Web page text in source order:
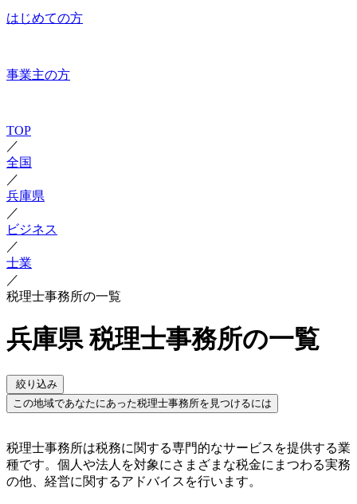
はじめての方
事業主の方
TOP
／
全国
／
兵庫県
／
ビジネス
／
士業
／
税理士事務所の一覧
兵庫県 税理士事務所の一覧
絞り込み
この地域であなたにあった税理士事務所を見つけるには
税理士事務所は税務に関する専門的なサービスを提供する業
種です。個人や法人を対象にさまざまな税金にまつわる実務
の他、経営に関するアドバイスを行います。